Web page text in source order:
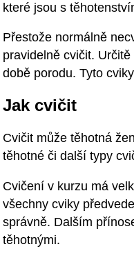
které jsou s
Přestože normálně
pravidelně cvičit.
době porodu. Tyto
Jak cvičit
Cvičit může těhotná
těhotné či další typy
Cvičení v kurzu má
všechny cviky
správně. Dalším
těhotnými.